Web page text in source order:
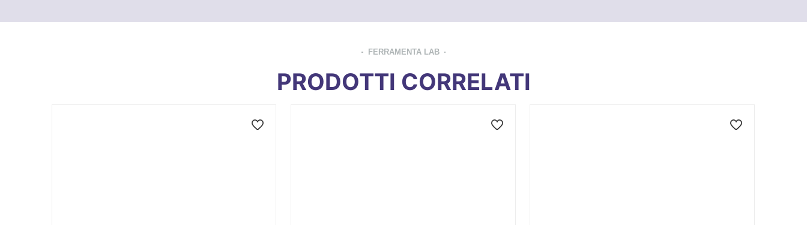
FERRAMENTA LAB
PRODOTTI CORRELATI